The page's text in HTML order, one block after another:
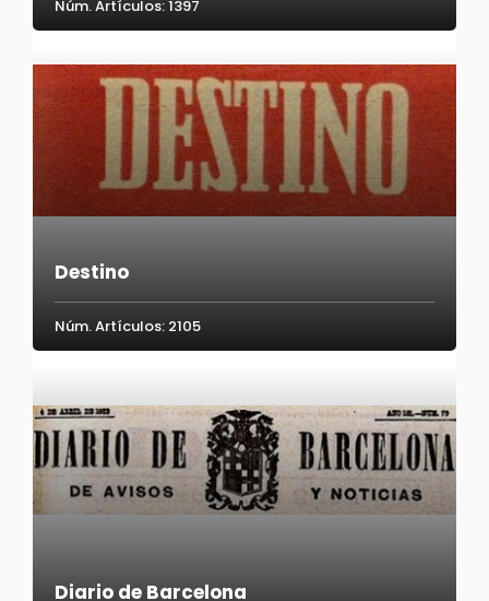
Núm. Artículos: 1397
Destino
Núm. Artículos: 2105
Diario de Barcelona